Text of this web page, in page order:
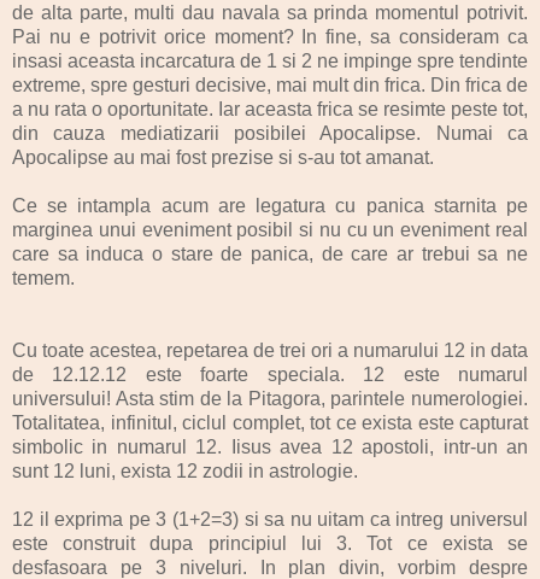
de alta parte, multi dau navala sa prinda momentul potrivit.
Pai nu e potrivit orice moment? In fine, sa consideram ca
insasi aceasta incarcatura de 1 si 2 ne impinge spre tendinte
extreme, spre gesturi decisive, mai mult din frica. Din frica de
a nu rata o oportunitate. Iar aceasta frica se resimte peste tot,
din cauza mediatizarii posibilei Apocalipse. Numai ca
Apocalipse au mai fost prezise si s-au tot amanat.
Ce se intampla acum are legatura cu panica starnita pe
marginea unui eveniment posibil si nu cu un eveniment real
care sa induca o stare de panica, de care ar trebui sa ne
temem.
Cu toate acestea, repetarea de trei ori a numarului 12 in data
de 12.12.12 este foarte speciala. 12 este numarul
universului! Asta stim de la Pitagora, parintele numerologiei.
Totalitatea, infinitul, ciclul complet, tot ce exista este capturat
simbolic in numarul 12. Iisus avea 12 apostoli, intr-un an
sunt 12 luni, exista 12 zodii in astrologie.
12 il exprima pe 3 (1+2=3) si sa nu uitam ca intreg universul
este construit dupa principiul lui 3. Tot ce exista se
desfasoara pe 3 niveluri. In plan divin, vorbim despre